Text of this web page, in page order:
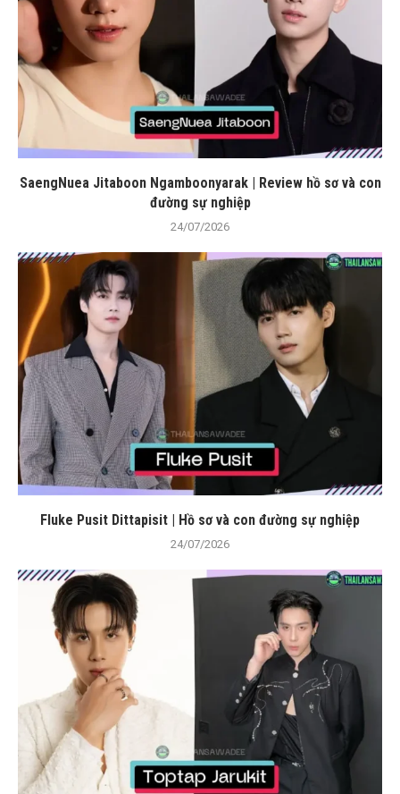
SaengNuea Jitaboon Ngamboonyarak | Review hồ sơ và con
đường sự nghiệp
24/07/2026
Fluke Pusit Dittapisit | Hồ sơ và con đường sự nghiệp
24/07/2026